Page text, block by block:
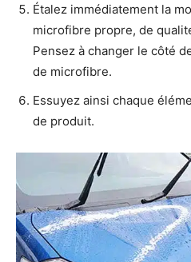
Étalez immédiatement la
microfibre propre, de
Pensez à changer le côté
de microfibre.
Essuyez ainsi chaque
de produit.